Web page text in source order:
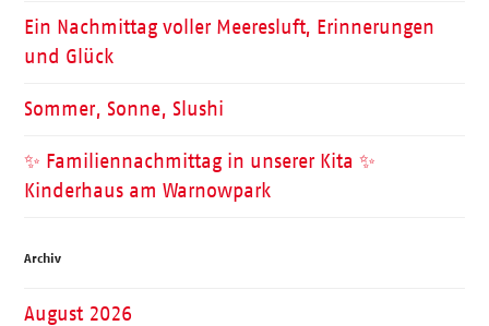
Ein Nachmittag voller Meeresluft, Erinnerungen
und Glück
Sommer, Sonne, Slushi
✨ Familiennachmittag in unserer Kita ✨
Kinderhaus am Warnowpark
Archiv
August 2026